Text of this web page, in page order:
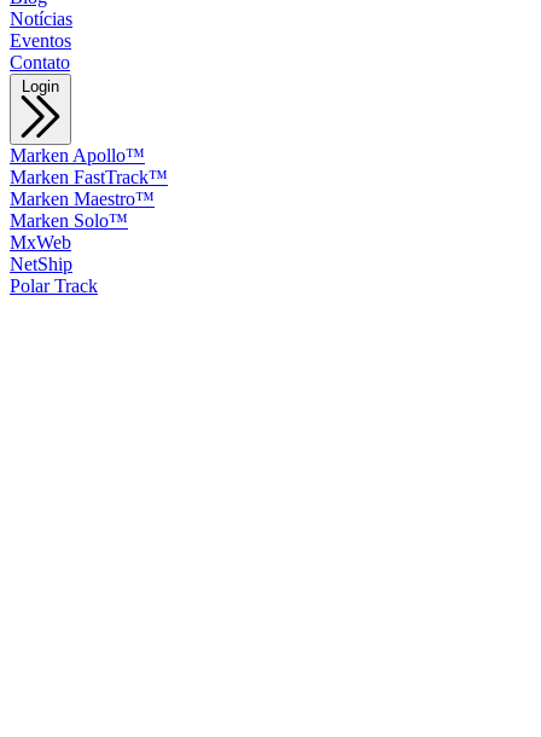
Notícias
Eventos
Contato
Login
Marken Apollo™
Marken FastTrack™
Marken Maestro™
Marken Solo™
MxWeb
NetShip
Polar Track